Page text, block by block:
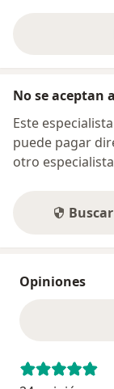
No se aceptan
Este
puede pagar
otro
Opiniones